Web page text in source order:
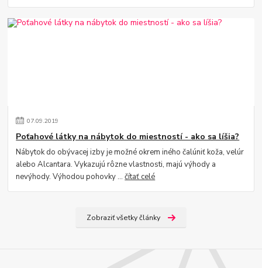
07.09.2019
Poťahové látky na nábytok do miestností - ako sa líšia?
Nábytok do obývacej izby je možné okrem iného čalúniť koža, velúr
alebo Alcantara. Vykazujú rôzne vlastnosti, majú výhody a
nevýhody. Výhodou pohovky ...čítať celé
Zobraziť všetky články